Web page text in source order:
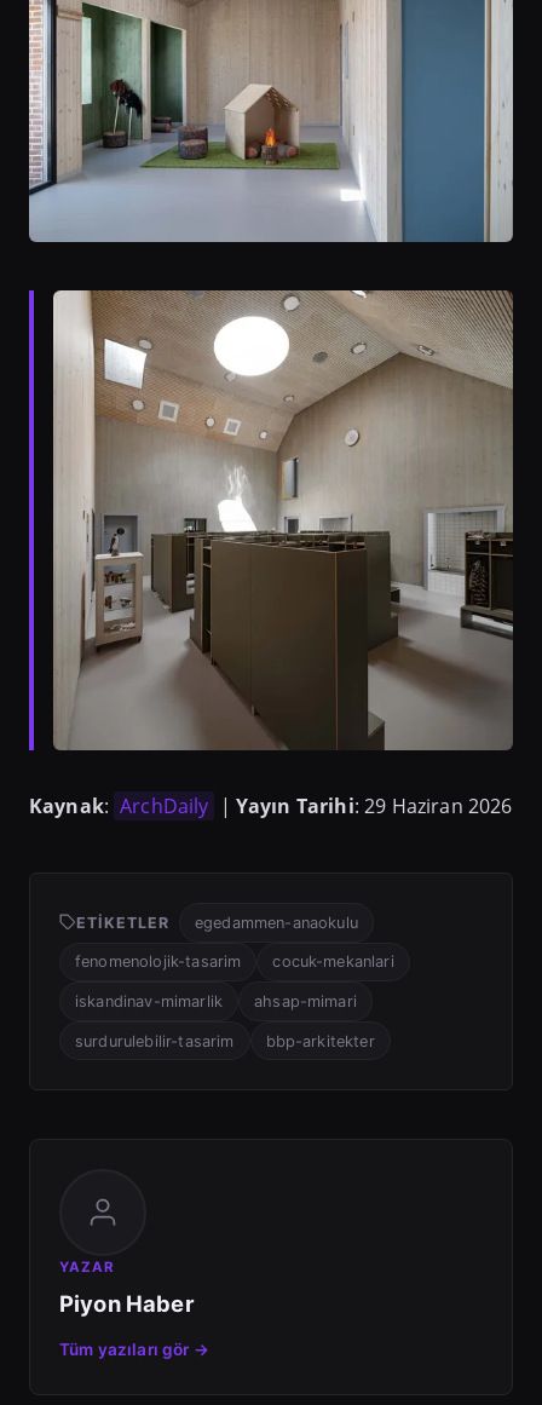
Kaynak: ArchDaily | Yayın Tarihi: 29 Haziran 2026
ETIKETLER egedammen-anaokulu
fenomenolojik-tasarim cocuk-mekanlari
iskandinav-mimarlik ahsap-mimari
surdurulebilir-tasarim bbp-arkitekter
YAZAR
Piyon Haber
Tüm yazıları gör →